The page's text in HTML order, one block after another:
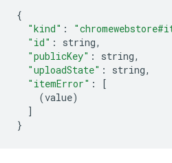
{
"kind" :
"id" : string,
"publicKey" : string,
"uploadState" : string,
"itemError" :
[
(value)
]
}